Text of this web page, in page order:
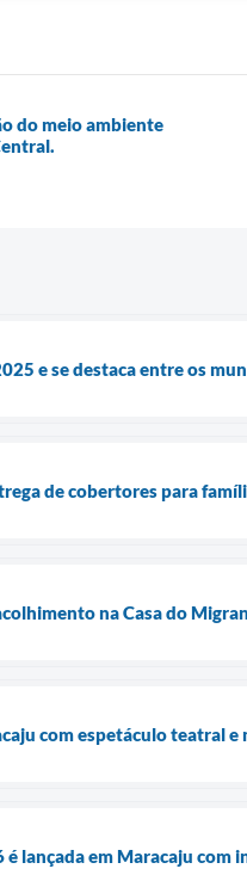
do meio ambiente
e se destaca entre os
de cobertores para
na Casa do
com espetáculo teatral
lançada em Maracaju com